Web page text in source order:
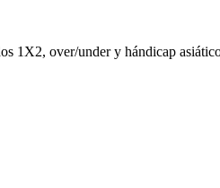
1X2, over/under y hándicap